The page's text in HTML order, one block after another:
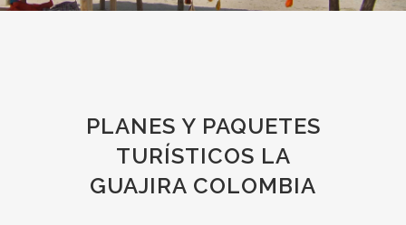
PLANES Y PAQUETES
TURÍSTICOS LA
GUAJIRA COLOMBIA